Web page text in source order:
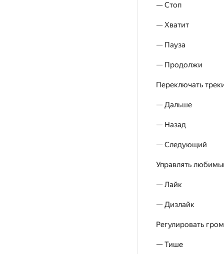
— Стоп
— Хватит
— Пауза
— Продолжи
Переключать
— Дальше
— Назад
— Следующий
Управлять
— Лайк
— Дизлайк
Регулировать
— Тише